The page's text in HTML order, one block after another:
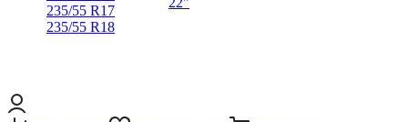
235/55 R17
235/55 R18